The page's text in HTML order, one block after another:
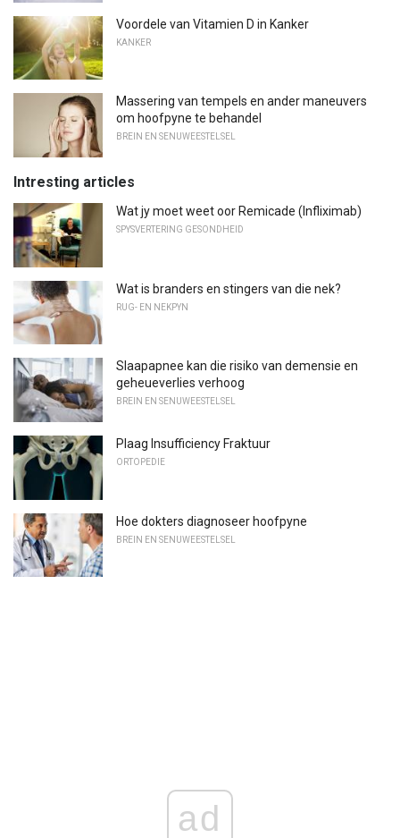
Voordele van Vitamien D in Kanker
KANKER
Massering van tempels en ander maneuvers
om hoofpyne te behandel
BREIN EN SENUWEESTELSEL
Intresting articles
Wat jy moet weet oor Remicade (Infliximab)
SPYSVERTERING GESONDHEID
Wat is branders en stingers van die nek?
RUG- EN NEKPYN
Slaapapnee kan die risiko van demensie en
geheueverlies verhoog
BREIN EN SENUWEESTELSEL
Plaag Insufficiency Fraktuur
ORTOPEDIE
Hoe dokters diagnoseer hoofpyne
BREIN EN SENUWEESTELSEL
ad